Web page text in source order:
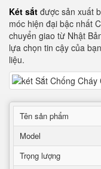
Két sắt được sản xuất
móc hiện đại bậc nhất
chuyển giao từ Nhật
lựa chọn tin cậy của
liệu.
Tên sản phẩm
Model
Trọng lượng